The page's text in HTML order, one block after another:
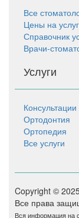
Все
Цены на
Справочник
Врачи-
Услуги
Консультации
Ортодонтия
Ортопедия
Все услуги
Copyright ©
Все права
Вся информация на